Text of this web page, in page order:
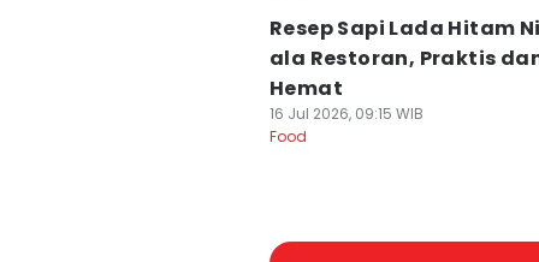
Resep Sapi Lada Hitam
ala Restoran, Praktis
Hemat
16 Jul 2026, 09:15 WIB
Food